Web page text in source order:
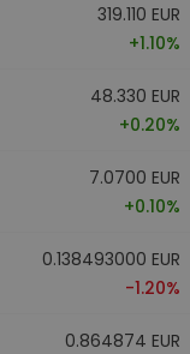
319.110 EUR
+1.10%
48.330 EUR
+0.20%
7.0700 EUR
+0.10%
0.138493000 EUR
-1.20%
0.864874 EUR